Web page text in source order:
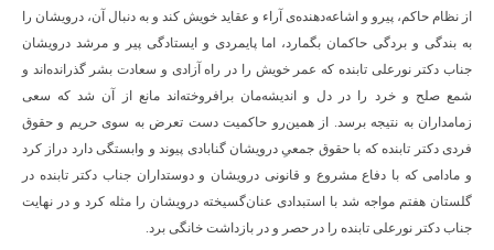
از نظام حاکم، پیرو و اشاعه‌دهنده‌ی آراء و عقاید خویش کند و به دنبال آن، درویشان را
به بندگی و بردگی حاکمان بگمارد، اما پایمردی و ایستادگی پیر و مرشد درویشان
جناب دکتر نورعلی تابنده که عمر خویش را در راه آزادی و سعادت بشر گذرانده‌اند و
شمع صلح و خرد را در دل و اندیشه‌مان برافروخته‌اند مانع از آن شد که سعی
زمامداران به نتیجه برسد. از همین‌رو حاکمیت دست تعرض به سوی حریم و حقوق
فردی دکتر تابنده که با حقوق جمعیِ درویشان گنابادی پیوند و وابستگی دارد دراز کرد
و مادامی که با دفاع مشروع و قانونی درویشان و دوستداران جناب دکتر تابنده در
گلستان هفتم مواجه شد با استبدادی عنان‌گسیخته درویشان را مثله کرد و در نهایت
جناب دکتر نورعلی تابنده را در حصر و در بازداشت خانگی برد.